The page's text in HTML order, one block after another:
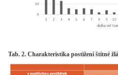
Tab. 2. Charakteristika postižení štítné